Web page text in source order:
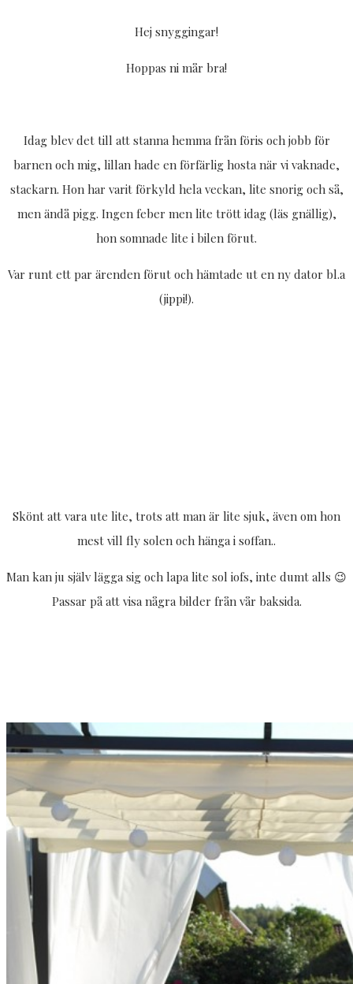
Hej snyggingar!
Hoppas ni mår bra!
Idag blev det till att stanna hemma från föris och jobb för
barnen och mig, lillan hade en förfärlig hosta när vi vaknade,
stackarn. Hon har varit förkyld hela veckan, lite snorig och så,
men ändå pigg. Ingen feber men lite trött idag (läs gnällig),
hon somnade lite i bilen förut.
Var runt ett par ärenden förut och hämtade ut en ny dator bl.a
(jippi!).
Skönt att vara ute lite, trots att man är lite sjuk, även om hon
mest vill fly solen och hänga i soffan..
Man kan ju själv lägga sig och lapa lite sol iofs, inte dumt alls 😉
Passar på att visa några bilder från vår baksida.